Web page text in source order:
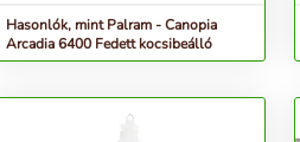
Hasonlók, mint Palram - Canopia
Arcadia 6400 Fedett kocsibeálló